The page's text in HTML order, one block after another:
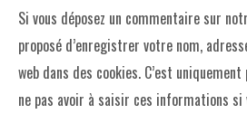
Si vous déposez un commentaire sur
proposé d’enregistrer votre nom,
web dans des cookies. C’est
ne pas avoir à saisir ces informations si